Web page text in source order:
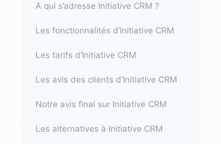
A qui s’adresse Initiative CRM ?
Les fonctionnalités d’Initiative CRM
Les tarifs d’Initiative CRM
Les avis des clients d’Initiative CRM
Notre avis final sur Initiative CRM
Les alternatives à Initiative CRM